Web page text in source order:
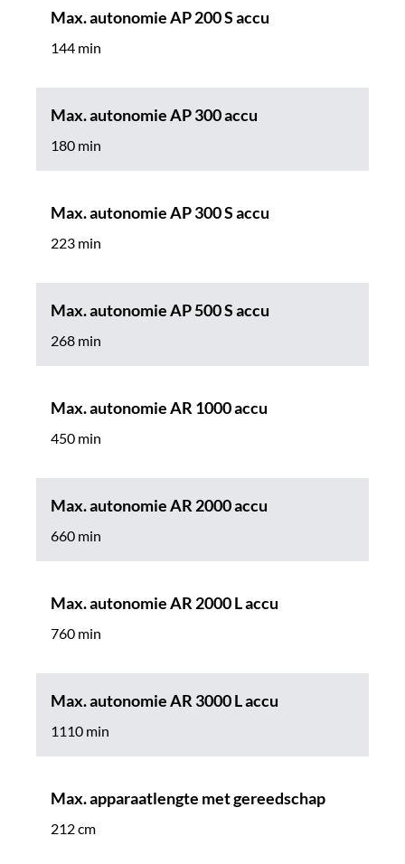
Max. autonomie AP 200 S accu
144 min
Max. autonomie AP 300 accu
180 min
Max. autonomie AP 300 S accu
223 min
Max. autonomie AP 500 S accu
268 min
Max. autonomie AR 1000 accu
450 min
Max. autonomie AR 2000 accu
660 min
Max. autonomie AR 2000 L accu
760 min
Max. autonomie AR 3000 L accu
1110 min
Max. apparaatlengte met gereedschap
212 cm